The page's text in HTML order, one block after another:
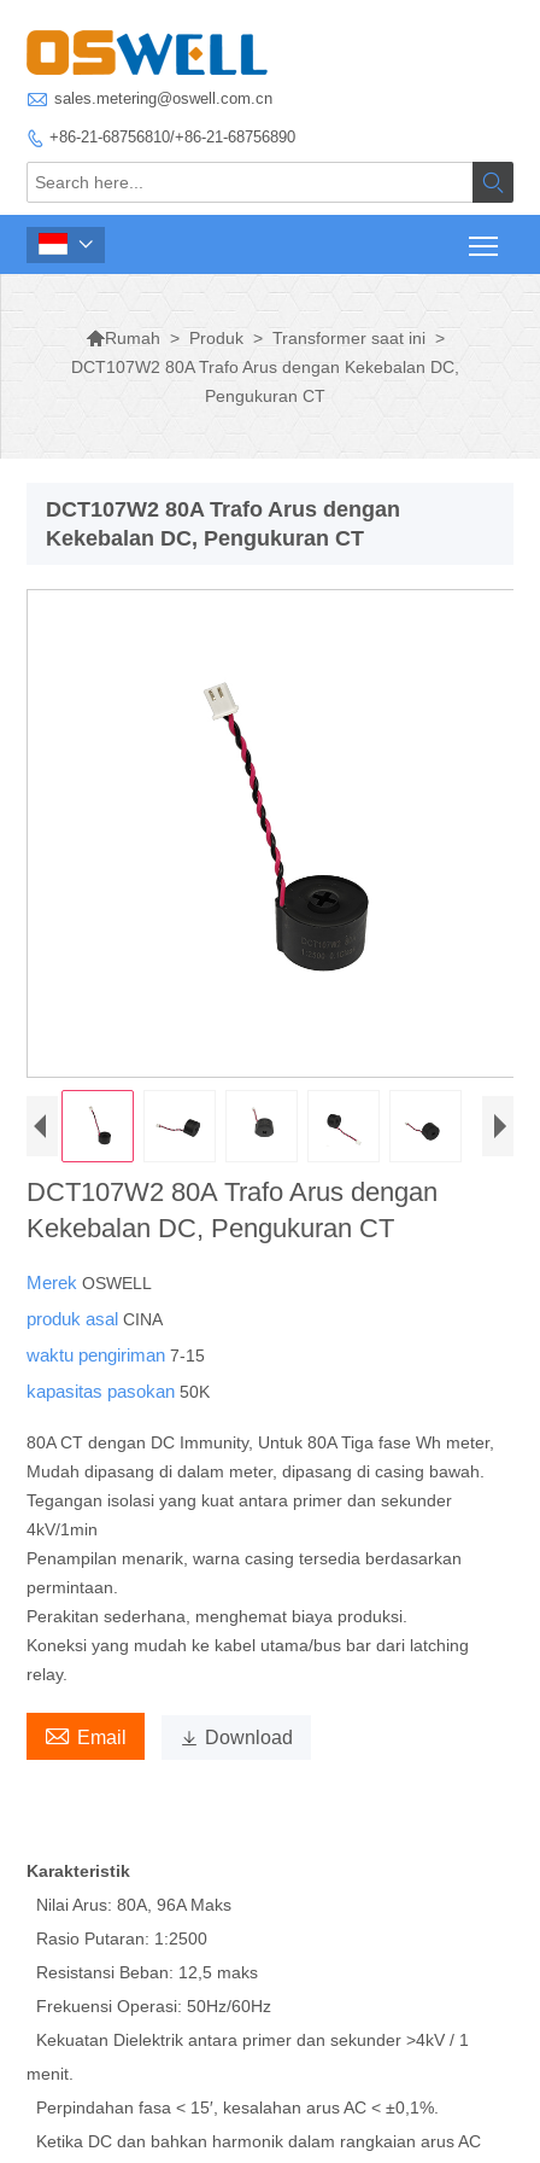
 sales.metering@oswell.com.cn
 +86-21-68756810/+86-21-68756890


Rumah > Produk > Transformer saat ini >
DCT107W2 80A Trafo Arus dengan Kekebalan DC,
Pengukuran CT
DCT107W2 80A Trafo Arus dengan
Kekebalan DC, Pengukuran CT
DCT107W2 80A Trafo Arus dengan
Kekebalan DC, Pengukuran CT
MerekOSWELL
produk asalCINA
waktu pengiriman7-15
kapasitas pasokan50K
80A CT dengan DC Immunity, Untuk 80A Tiga fase Wh meter,
Mudah dipasang di dalam meter, dipasang di casing bawah.
Tegangan isolasi yang kuat antara primer dan sekunder
4kV/1min
Penampilan menarik, warna casing tersedia berdasarkan
permintaan.
Perakitan sederhana, menghemat biaya produksi.
Koneksi yang mudah ke kabel utama/bus bar dari latching
relay.
 Email  Download
Karakteristik
Nilai Arus: 80A, 96A Maks
Rasio Putaran: 1:2500
Resistansi Beban: 12,5 maks
Frekuensi Operasi: 50Hz/60Hz
Kekuatan Dielektrik antara primer dan sekunder >4kV / 1
menit.
Perpindahan fasa < 15′, kesalahan arus AC < ±0,1%.
Ketika DC dan bahkan harmonik dalam rangkaian arus AC